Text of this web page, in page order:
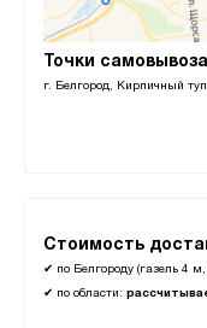
Точки
г. Белгород, Кирпичный
Стоимость
✔ по Белгороду (газель 4
✔ по области: